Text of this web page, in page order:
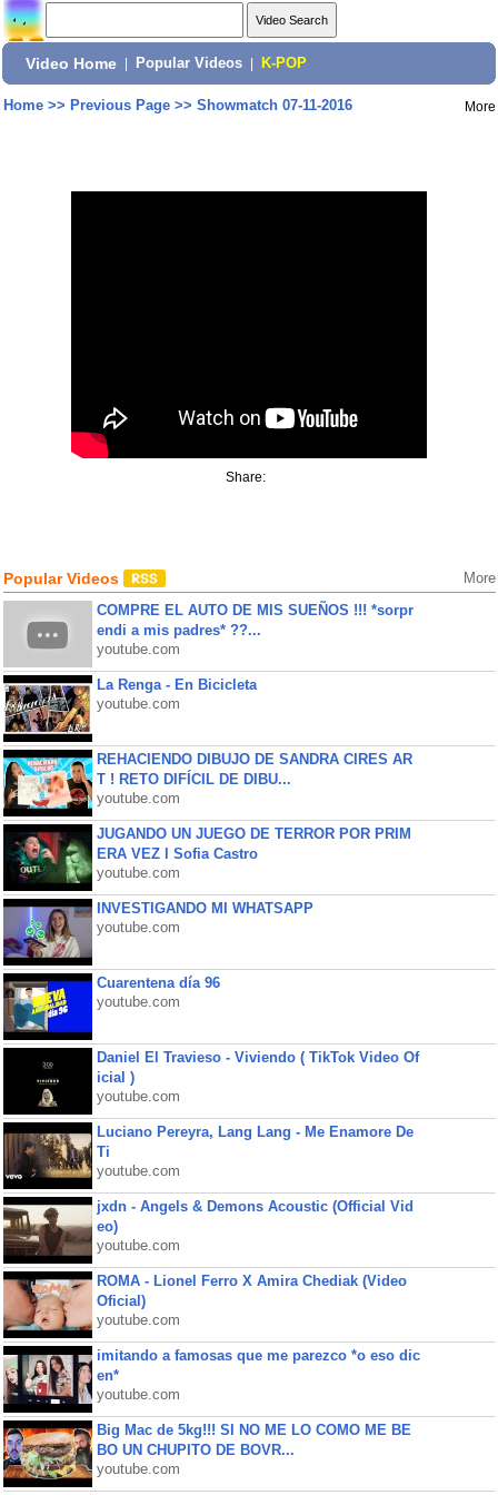
Video Home Popular Videos K-POP
Home>> Previous Page>> Showmatch 07-11-2016 More
Share:
Popular Videos More
COMPRE EL AUTO DE MIS SUEÑOS !!! *sorpr
endi a mis padres* ??...
youtube.com
La Renga - En Bicicleta
youtube.com
REHACIENDO DIBUJO DE SANDRA CIRES AR
T ! RETO DIFÍCIL DE DIBU...
youtube.com
JUGANDO UN JUEGO DE TERROR POR PRIM
ERA VEZ l Sofia Castro
youtube.com
INVESTIGANDO MI WHATSAPP
youtube.com
Cuarentena día 96
youtube.com
Daniel El Travieso - Viviendo ( TikTok Video Of
icial )
youtube.com
Luciano Pereyra, Lang Lang - Me Enamore De
Ti
youtube.com
jxdn - Angels & Demons Acoustic (Official Vid
eo)
youtube.com
ROMA - Lionel Ferro X Amira Chediak (Video
Oficial)
youtube.com
imitando a famosas que me parezco *o eso dic
en*
youtube.com
Big Mac de 5kg!!! SI NO ME LO COMO ME BE
BO UN CHUPITO DE BOVR...
youtube.com